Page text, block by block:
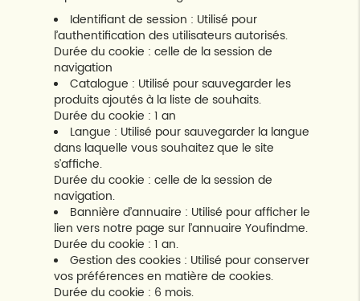
Identifiant de session : Utilisé pour
l’authentification des utilisateurs autorisés.
Durée du cookie : celle de la session de
navigation
Catalogue : Utilisé pour sauvegarder les
produits ajoutés à la liste de souhaits.
Durée du cookie : 1 an
Langue : Utilisé pour sauvegarder la langue
dans laquelle vous souhaitez que le site
s’affiche.
Durée du cookie : celle de la session de
navigation.
Bannière d’annuaire : Utilisé pour afficher le
lien vers notre page sur l’annuaire Youfindme.
Durée du cookie : 1 an.
Gestion des cookies : Utilisé pour conserver
vos préférences en matière de cookies.
Durée du cookie : 6 mois.